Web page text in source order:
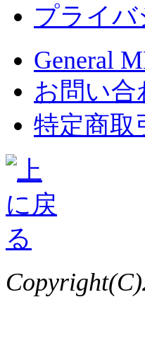
プライ
General
お問い合
特定商取